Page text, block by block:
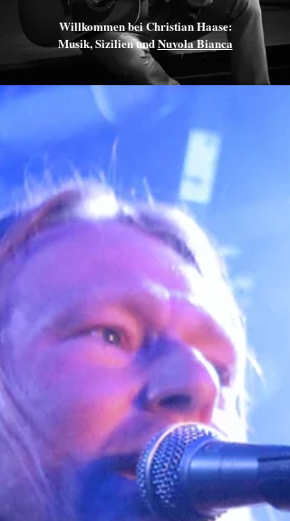
Willkommen bei Christian Haase:
Musik, Sizilien undNuvola Bianca